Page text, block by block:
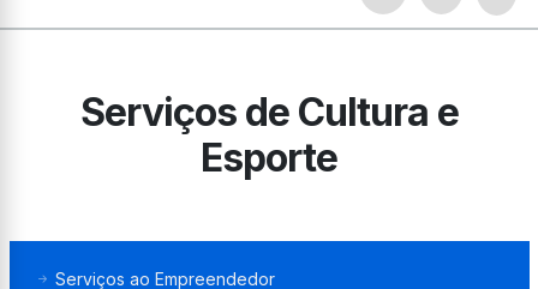
Serviços de Cultura e
Esporte
Serviços ao Empreendedor